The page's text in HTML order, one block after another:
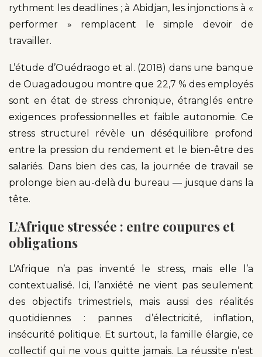
rythment les deadlines ; à Abidjan, les injonctions à «
performer » remplacent le simple devoir de
travailler.
L’étude d’Ouédraogo et al. (2018) dans une banque
de Ouagadougou montre que 22,7 % des employés
sont en état de stress chronique, étranglés entre
exigences professionnelles et faible autonomie. Ce
stress structurel révèle un déséquilibre profond
entre la pression du rendement et le bien-être des
salariés. Dans bien des cas, la journée de travail se
prolonge bien au-delà du bureau — jusque dans la
tête.
L’Afrique stressée : entre coupures et
obligations
L’Afrique n’a pas inventé le stress, mais elle l’a
contextualisé. Ici, l’anxiété ne vient pas seulement
des objectifs trimestriels, mais aussi des réalités
quotidiennes : pannes d’électricité, inflation,
insécurité politique. Et surtout, la famille élargie, ce
collectif qui ne vous quitte jamais. La réussite n’est